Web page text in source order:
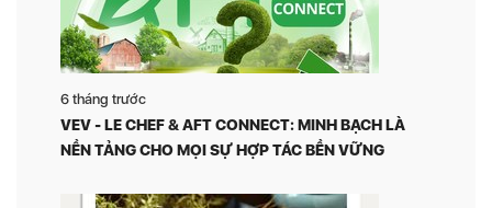
6 tháng trước
VEV - LE CHEF & AFT CONNECT: MINH BẠCH LÀ
NỀN TẢNG CHO MỌI SỰ HỢP TÁC BỀN VỮNG